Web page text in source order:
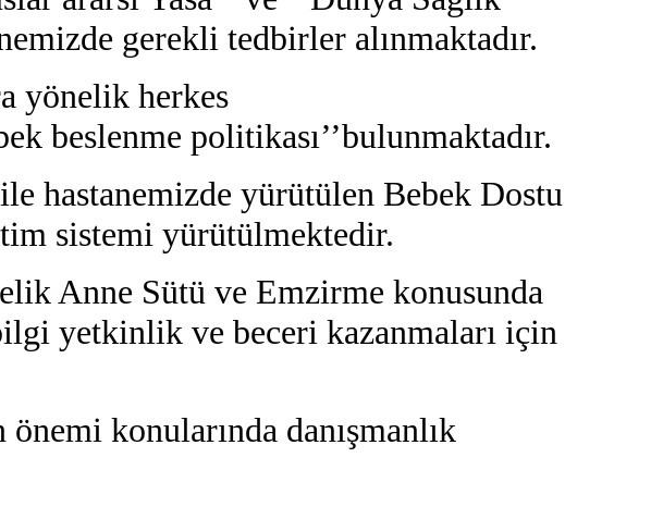
gerekli tedbirler alınmaktadır.
yönelik herkes
beslenme politikası’’bulunmaktadır.
hastanemizde yürütülen Bebek Dostu
sistemi yürütülmektedir.
Anne Sütü ve Emzirme konusunda
yetkinlik ve beceri kazanmaları için
konularında danışmanlık